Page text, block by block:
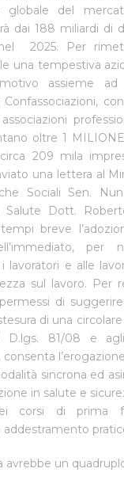
del
dai 188 miliardi di
2025. Per
una tempestiva
assieme ad
oltre 1
209 mila
una lettera al
Sociali Sen.
Salute Dott.
breve
per
lavoratori e alle
sul lavoro. Per
di
di una
D.lgs. 81/08 e
consenta
sincrona ed
in salute e
corsi di prima
avrebbe un